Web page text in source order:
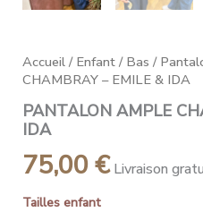
Accueil / Enfant / Bas /
CHAMBRAY – EMILE & IDA
PANTALON AMPLE
IDA
75,00€ Livraison
Tailles enfant